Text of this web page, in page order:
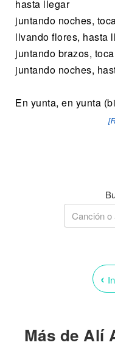
hasta llegar
juntando noches,
llvando flores, hasta
juntando brazos,
juntando noches,
En yunta, en yunta
‹
Más de Alí